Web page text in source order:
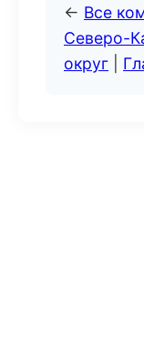
← Все
Северо-
округ